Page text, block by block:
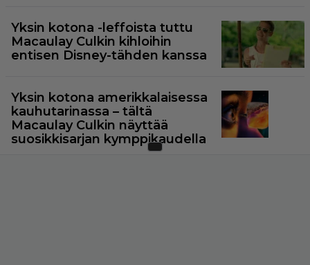
Yksin kotona -leffoista tuttu
Macaulay Culkin kihloihin
entisen Disney-tähden kanssa
Yksin kotona amerikkalaisessa
kauhutarinassa – tältä
Macaulay Culkin näyttää
suosikkisarjan kymppikaudella